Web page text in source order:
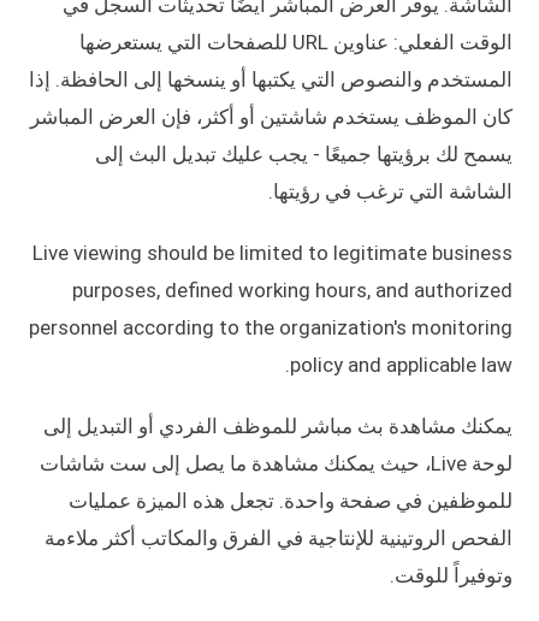
الوقت الفعلي: عناوين URL للصفحات التي يستعرضها
المستخدم والنصوص التي يكتبها أو ينسخها إلى الحافظة. إذا
كان الموظف يستخدم شاشتين أو أكثر، فإن العرض المباشر
يسمح لك برؤيتها جميعًا - يجب عليك تبديل البث إلى
الشاشة التي ترغب في رؤيتها.
Live viewing should be limited to legitimate business
purposes, defined working hours, and authorized
personnel according to the organization's monitoring
policy and applicable law.
يمكنك مشاهدة بث مباشر للموظف الفردي أو التبديل إلى
لوحة Live، حيث يمكنك مشاهدة ما يصل إلى ست شاشات
للموظفين في صفحة واحدة. تجعل هذه الميزة عمليات
الفحص الروتينية للإنتاجية في الفرق والمكاتب أكثر ملاءمة
وتوفيراً للوقت.